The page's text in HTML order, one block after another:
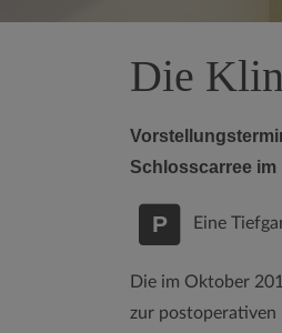
Die
Schlosscarree
P Eine
Die im Oktober
zur postoperativen